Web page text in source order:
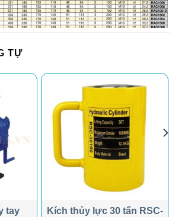
TỰ
tay
Kích thủy lực 30 tấn RSC-